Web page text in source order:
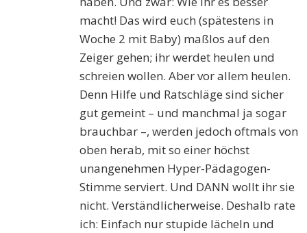
macht! Das wird euch (spätestens in
Woche 2 mit Baby) maßlos auf den
Zeiger gehen; ihr werdet heulen und
schreien wollen. Aber vor allem heulen.
Denn Hilfe und Ratschläge sind sicher
gut gemeint – und manchmal ja sogar
brauchbar –, werden jedoch oftmals von
oben herab, mit so einer höchst
unangenehmen Hyper-Pädagogen-
Stimme serviert. Und DANN wollt ihr sie
nicht. Verständlicherweise. Deshalb rate
ich: Einfach nur stupide lächeln und